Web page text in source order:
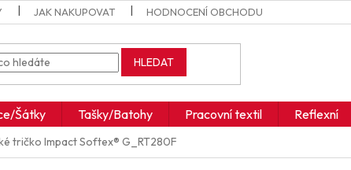
JAK NAKUPOVAT HODNOCENÍ OBCHODU
HLEDAT
Šátky Tašky/Batohy Pracovní textil Reflexní
tričko Impact Softex® G_RT280F